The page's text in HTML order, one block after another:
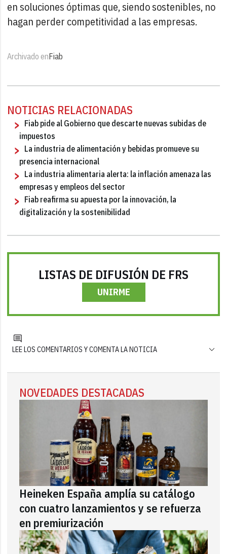
en soluciones óptimas que, siendo sostenibles, no
hagan perder competitividad a las empresas.
Archivado enFiab
NOTICIAS RELACIONADAS
Fiab pide al Gobierno que descarte nuevas subidas de
impuestos
La industria de alimentación y bebidas promueve su
presencia internacional
La industria alimentaria alerta: la inflación amenaza las
empresas y empleos del sector
Fiab reafirma su apuesta por la innovación, la
digitalización y la sostenibilidad
LISTAS DE DIFUSIÓN DE FRS
UNIRME
LEE LOS COMENTARIOS Y COMENTA LA NOTICIA
NOVEDADES DESTACADAS
Heineken España amplía su catálogo
con cuatro lanzamientos y se refuerza
en premiurización